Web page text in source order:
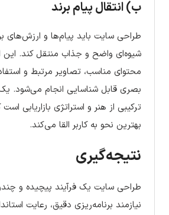
ب) انتقال پیام برند
طراحی سایت باید پیام‌ها و ارزش‌های
شیوه‌ای واضح و جذاب منتقل کند. این
محتوای مناسب، تصاویر مرتبط و
بصری قابل شناسایی انجام می‌شود.
ترکیبی از هنر و استراتژی بازاریابی است
بهترین نحو به کاربر القا می‌کند.
نتیجه‌گیری
طراحی سایت یک فرآیند پیچیده و
نیازمند برنامه‌ریزی دقیق، رعایت